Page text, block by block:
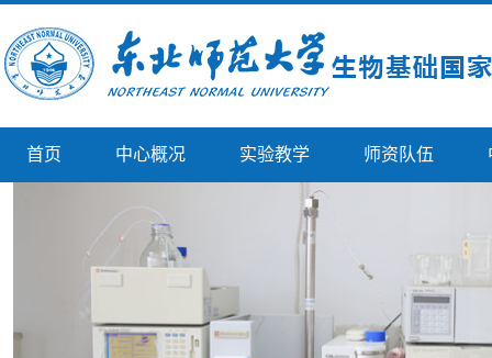
首页 中心概况 实验教学 师资队伍